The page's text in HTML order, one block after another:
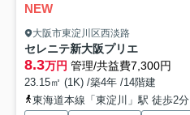
NEW
大阪市東淀川区西淡路
セレニテ新大阪プリエ
8.3万円 管理/共益費7,300円
23.15㎡ (1K) /築4年 /14階建
東海道本線「東淀川」駅 徒歩2分